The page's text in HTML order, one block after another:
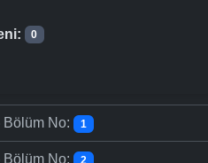
0
Bölüm No: 1
Bölüm No: 2